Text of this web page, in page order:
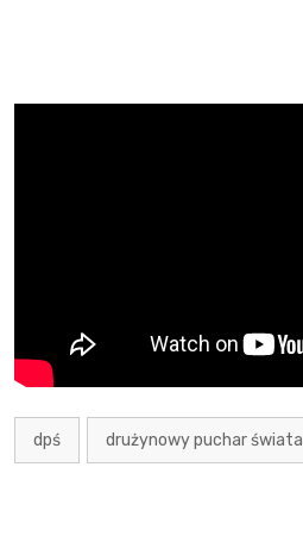
dpś drużynowy puchar świata